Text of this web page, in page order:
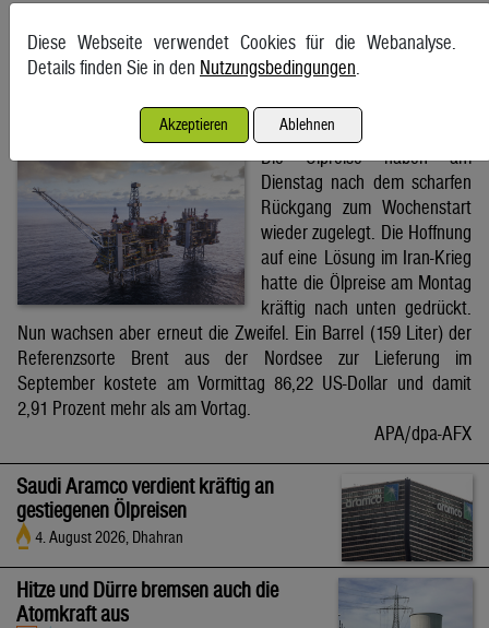
APA
Brent-Ölpreis steigt auf 86,22 US-Dollar
4. August 2026, Wien
Die Ölpreise haben am
Dienstag nach dem scharfen
Rückgang zum Wochenstart
wieder zugelegt. Die Hoffnung
auf eine Lösung im Iran-Krieg
hatte die Ölpreise am Montag
kräftig nach unten gedrückt.
Nun wachsen aber erneut die Zweifel. Ein Barrel (159 Liter) der
Referenzsorte Brent aus der Nordsee zur Lieferung im
September kostete am Vormittag 86,22 US-Dollar und damit
2,91 Prozent mehr als am Vortag.
APA/dpa-AFX
Saudi Aramco verdient kräftig an
gestiegenen Ölpreisen
4. August 2026, Dhahran
Hitze und Dürre bremsen auch die
Atomkraft aus
Diese Webseite verwendet Cookies für die Webanalyse.
Details finden Sie in den Nutzungsbedingungen.
Akzeptieren Ablehnen